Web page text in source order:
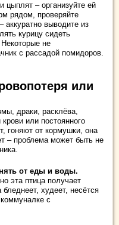
цыплят – организуйте ей
рядом, проверяйте
выводите из
курицу сидеть
не
с рассадой помидоров.
или
драки, расклёва,
или постоянного
гоняют от кормушки, она
– проблема может быть не
от еды и воды.
эта птица получает
худеет, несётся
с